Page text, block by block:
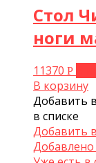
Стол
ноги
11370 Р
В корзину
Добавить
в списке
Добавить
Добавлено